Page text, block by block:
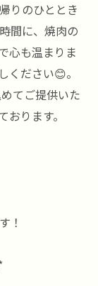
りのひととき
間に、焼肉の
心も温まりま
ください😊。
てご提供いた
ります。
！